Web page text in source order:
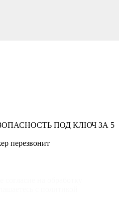
ПОД КЛЮЧ ЗА 5
перезвонит